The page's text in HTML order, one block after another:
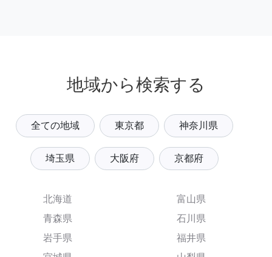
地域から検索する
全ての地域 東京都 神奈川県
埼玉県 大阪府 京都府
北海道
青森県
岩手県
富山県
石川県
福井県